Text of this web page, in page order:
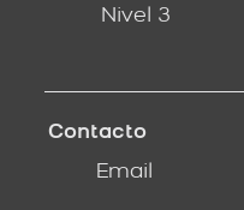
Nivel 3
Contacto
Email